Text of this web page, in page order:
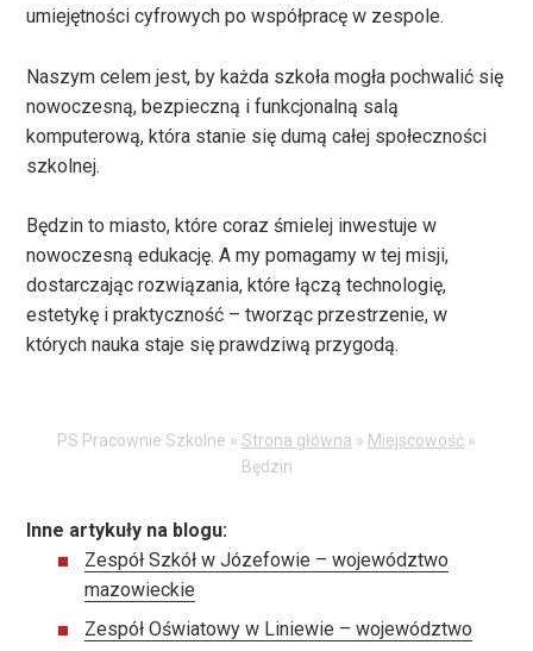
umiejętności cyfrowych po współpracę w zespole.
Naszym celem jest, by każda szkoła mogła pochwalić się
nowoczesną, bezpieczną i funkcjonalną salą
komputerową, która stanie się dumą całej społeczności
szkolnej.
Będzin to miasto, które coraz śmielej inwestuje w
nowoczesną edukację. A my pomagamy w tej misji,
dostarczając rozwiązania, które łączą technologię,
estetykę i praktyczność – tworząc przestrzenie, w
których nauka staje się prawdziwą przygodą.
PS Pracownie Szkolne » Strona główna » Miejscowość »
Będzin
Inne artykuły na blogu:
Zespół Szkół w Józefowie – województwo
mazowieckie
Zespół Oświatowy w Liniewie – województwo